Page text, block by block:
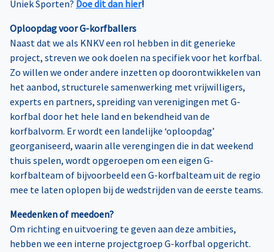
Uniek Sporten? Doe dit dan hier!
Oploopdag voor G-korfballers
Naast dat we als KNKV een rol hebben in dit generieke
project, streven we ook doelen na specifiek voor het korfbal.
Zo willen we onder andere inzetten op doorontwikkelen van
het aanbod, structurele samenwerking met vrijwilligers,
experts en partners, spreiding van verenigingen met G-
korfbal door het hele land en bekendheid van de
korfbalvorm. Er wordt een landelijke ‘oploopdag’
georganiseerd, waarin alle verengingen die in dat weekend
thuis spelen, wordt opgeroepen om een eigen G-
korfbalteam of bijvoorbeeld een G-korfbalteam uit de regio
mee te laten oplopen bij de wedstrijden van de eerste teams.
Meedenken of meedoen?
Om richting en uitvoering te geven aan deze ambities,
hebben we een interne projectgroep G-korfbal opgericht.